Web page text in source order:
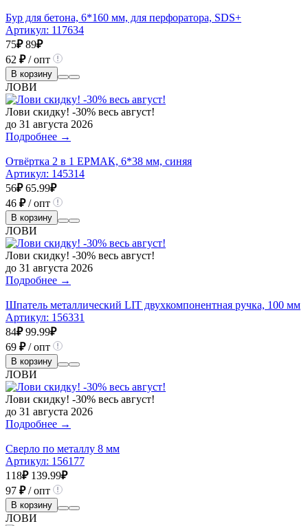
Бур для бетона, 6*160 мм, для перфоратора, SDS+
Артикул: 117634
75₽ 89₽
62 ₽/ опт
В корзину
ЛОВИ
Лови скидку! -30% весь август!
до 31 августа 2026
Подробнее →
Отвёртка 2 в 1 ЕРМАК, 6*38 мм, синяя
Артикул: 145314
56₽ 65.99₽
46 ₽/ опт
В корзину
ЛОВИ
Лови скидку! -30% весь август!
до 31 августа 2026
Подробнее →
Шпатель металлический LIT двухкомпонентная ручка, 100 мм
Артикул: 156331
84₽ 99.99₽
69 ₽/ опт
В корзину
ЛОВИ
Лови скидку! -30% весь август!
до 31 августа 2026
Подробнее →
Сверло по металлу 8 мм
Артикул: 156177
118₽ 139.99₽
97 ₽/ опт
В корзину
ЛОВИ